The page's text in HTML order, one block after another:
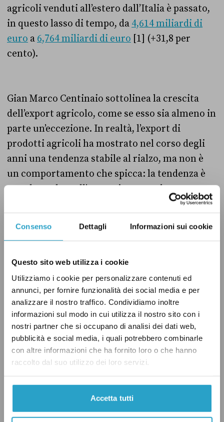
Consenso Dettagli Informazioni sui cookie
Questo sito web utilizza i cookie
Utilizziamo i cookie per personalizzare contenuti ed
annunci, per fornire funzionalità dei social media e per
analizzare il nostro traffico. Condividiamo inoltre
informazioni sul modo in cui utilizza il nostro sito con i
nostri partner che si occupano di analisi dei dati web,
pubblicità e social media, i quali potrebbero combinarle
con altre informazioni che ha fornito loro o che hanno
raccolto dal suo utilizzo dei loro servizi.
Accetta tutti
agricoli venduti all’estero dall’Italia è passato,
in questo lasso di tempo, da 4,614 miliardi di
euro a 6,764 miliardi di euro [1] (+31,8 per
cento).
Gian Marco Centinaio sottolinea la crescita
dell’export agricolo, come se esso sia almeno in
parte un’eccezione. In realtà, l’export di
prodotti agricoli ha mostrato nel corso degli
anni una tendenza stabile al rialzo, ma non è
un comportamento che spicca: la tendenza è
uguale anche nell’export in generale.
Le importazioni pesano
Ilsistema agroalimentarenon comprende i
soliprodotti agricoli. Sono infatti inclusi in
questa categoria sicuramente i prodotti di
natura animale o vegetale (cereali, pollami,
frutti, ecc.), ma, parlando diagroalimentare, si
fa riferimento anche ai prodotti lavorati che
derivano dalla produzione agricola (alcolici,
formaggi, olii, ecc.).